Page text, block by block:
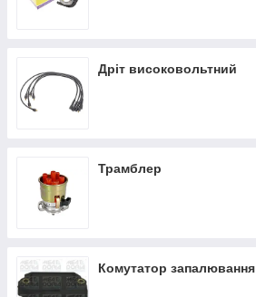
Дріт високовольтний
Трамблер
Комутатор запалювання